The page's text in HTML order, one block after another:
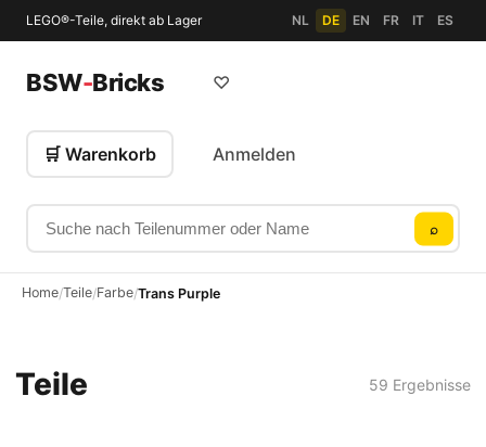
LEGO®-Teile, direkt ab Lager NL DE EN FR IT ES
BSW-Bricks
Suche nach Teilenummer oder Name
⌕
♡
🛒 Warenkorb Anmelden
Home/Teile/Farbe/Trans Purple
Teile 59 Ergebnisse